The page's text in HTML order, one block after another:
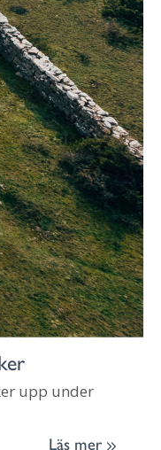
upp under
Läs mer